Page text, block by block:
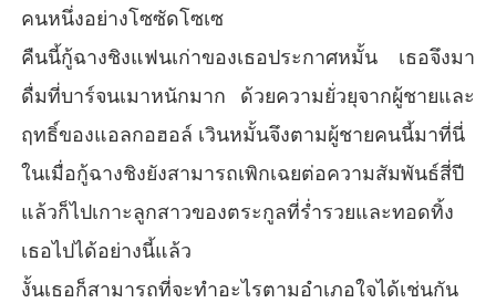
คนหนึ่งอย่างโซซัดโซเซ
คืนนี้กู้ฉางชิงแฟนเก่าของเธอประกาศหมั้น เธอจึงมา
ดื่มที่บาร์จนเมาหนักมาก ด้วยความยั่วยุจากผู้ชายและ
ฤทธิ์ของแอลกอฮอล์ เวินหมั้นจึงตามผู้ชายคนนี้มาที่นี่
ในเมื่อกู้ฉางชิงยังสามารถเพิกเฉยต่อความสัมพันธ์สี่ปี
แล้วก็ไปเกาะลูกสาวของตระกูลที่ร่ำรวยและทอดทิ้ง
เธอไปได้อย่างนี้แล้ว
งั้นเธอก็สามารถที่จะทำอะไรตามอำเภอใจได้เช่นกัน